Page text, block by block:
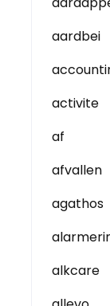
aardbei
activite
af
afvallen
agathos
alkcare